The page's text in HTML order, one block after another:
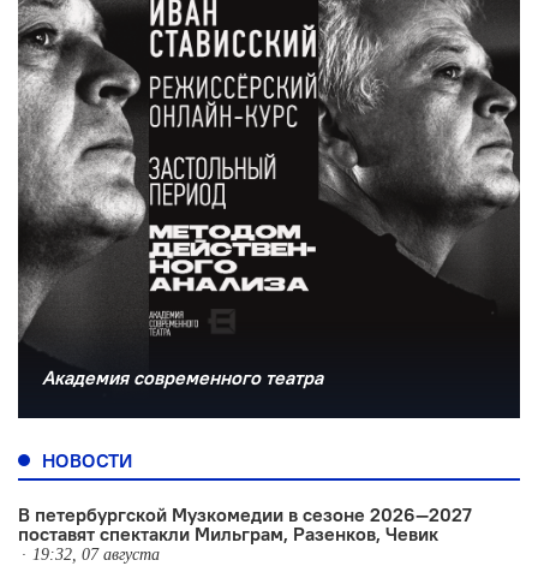
Академия современного театра
НОВОСТИ
В петербургской Музкомедии в сезоне 2026—2027
поставят спектакли Мильграм, Разенков, Чевик
19:32, 07 августа